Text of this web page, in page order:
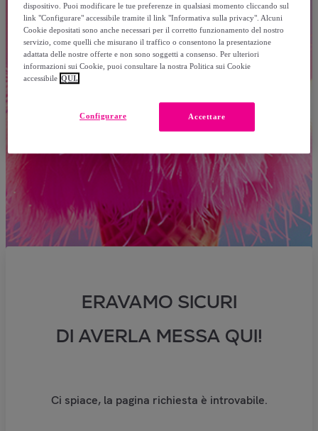
ERAVAMO SICURI
DI AVERLA MESSA QUI!
Ci spiace, la pagina richiesta è introvabile.
dispositivo. Puoi modificare le tue preferenze in qualsiasi momento cliccando sul
link "Configurare" accessibile tramite il link "Informativa sulla privacy". Alcuni
Cookie depositati sono anche necessari per il corretto funzionamento del nostro
servizio, come quelli che misurano il traffico o consentono la presentazione
adattata delle nostre offerte e non sono soggetti a consenso. Per ulteriori
informazioni sui Cookie, puoi consultare la nostra Politica sui Cookie
accessibile QUI.
Accettare
Configurare